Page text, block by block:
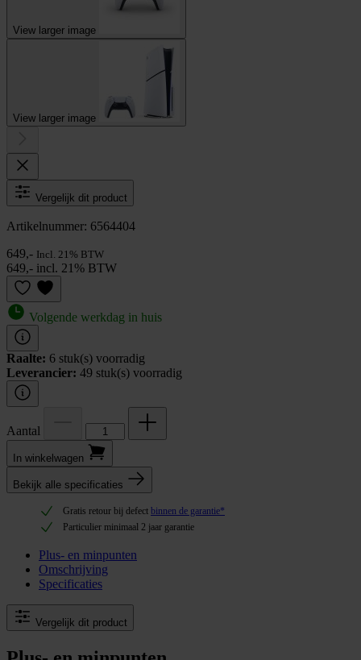
View larger image
View larger image
Vergelijk dit product
Artikelnummer: 6564404
649,- Incl. 21% BTW
649,- incl. 21% BTW
Volgende werkdag in huis
Raalte: 6 stuk(s) voorradig
Leverancier: 49 stuk(s) voorradig
Aantal
In winkel­wagen
Bekijk alle specificaties
Gratis retour bij defect binnen de garantie*
Particulier minimaal 2 jaar garantie
Plus- en minpunten
Omschrijving
Specificaties
Vergelijk dit product